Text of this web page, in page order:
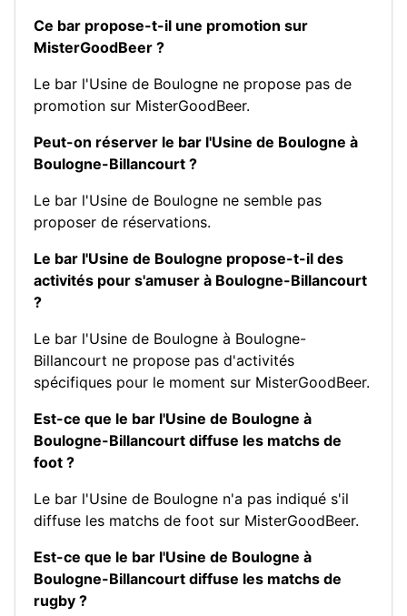
Ce bar propose-t-il une promotion sur
MisterGoodBeer ?
Le bar l'Usine de Boulogne ne propose pas de
promotion sur MisterGoodBeer.
Peut-on réserver le bar l'Usine de Boulogne à
Boulogne-Billancourt ?
Le bar l'Usine de Boulogne ne semble pas
proposer de réservations.
Le bar l'Usine de Boulogne propose-t-il des
activités pour s'amuser à Boulogne-Billancourt
?
Le bar l'Usine de Boulogne à Boulogne-
Billancourt ne propose pas d'activités
spécifiques pour le moment sur MisterGoodBeer.
Est-ce que le bar l'Usine de Boulogne à
Boulogne-Billancourt diffuse les matchs de
foot ?
Le bar l'Usine de Boulogne n'a pas indiqué s'il
diffuse les matchs de foot sur MisterGoodBeer.
Est-ce que le bar l'Usine de Boulogne à
Boulogne-Billancourt diffuse les matchs de
rugby ?